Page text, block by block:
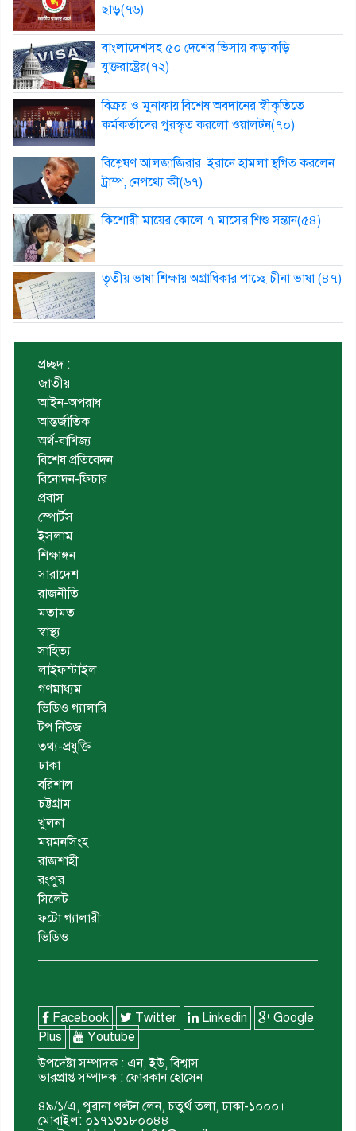
ছাড়(৭৬)
বাংলাদেশসহ ৫০ দেশের ভিসায় কড়াকড়ি
যুক্তরাষ্ট্রের(৭২)
বিক্রয় ও মুনাফায় বিশেষ অবদানের স্বীকৃতিতে
কর্মকর্তাদের পুরস্কৃত করলো ওয়ালটন(৭০)
বিশ্লেষণ আলজাজিরার ইরানে হামলা স্থগিত করলেন
ট্রাম্প, নেপথ্যে কী(৬৭)
কিশোরী মায়ের কোলে ৭ মাসের শিশু সন্তান(৫৪)
তৃতীয় ভাষা শিক্ষায় অগ্রাধিকার পাচ্ছে চীনা ভাষা (৪৭)
প্রচ্ছদ :
জাতীয়
আইন-অপরাধ
আন্তর্জাতিক
অর্থ-বাণিজ্য
বিশেষ প্রতিবেদন
বিনোদন-ফিচার
প্রবাস
স্পোর্টস
ইসলাম
শিক্ষাঙ্গন
সারাদেশ
রাজনীতি
মতামত
স্বাস্থ্য
সাহিত্য
লাইফস্টাইল
গণমাধ্যম
ভিডিও গ্যালারি
টপ নিউজ
তথ্য-প্রযুক্তি
ঢাকা
বরিশাল
চট্টগ্রাম
খুলনা
ময়মনসিংহ
রাজশাহী
রংপুর
সিলেট
ফটো গ্যালারী
ভিডিও
Facebook Twitter Linkedin
Google
Plus
Youtube
উপদেষ্টা সম্পাদক : এন, ইউ, বিশ্বাস
ভারপ্রাপ্ত সম্পাদক : ফোরকান হোসেন
৪৯/১/এ, পুরানা পল্টন লেন, চতুর্থ তলা, ঢাকা-১০০০।
মোবাইল: ০১৭১৩১৮০০৪৪